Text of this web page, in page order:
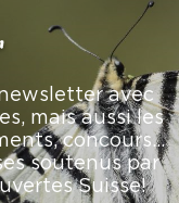
avec
mais aussi les
concours…
soutenus par
Suisse!